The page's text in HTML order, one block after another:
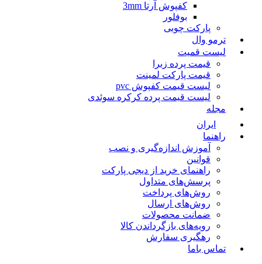
کفپوش آرتا 3mm
بوفلور
پارکت چوبی
ترمو وال
لیست قمیت
قیمت پرده زبرا
قیمت پارکت لمینت
لیست قیمت کفپوش pvc
لیست قیمت پرده کرکره سوئدی
مجله
ایران
راهنما
آموزش اندازه‌گیری و نصب
قوانین
راهنمای خرید از دیجی پارکت
پرسش‌های متداول
روش‌های پرداخت
روش‌های ارسال
ضمانت محصولات
رویه‌های بازگرداندن کالا
رهگیری سفارش
تماس باما